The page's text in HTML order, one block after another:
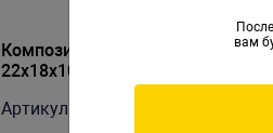
Композиция из кораллов
22х18х10см (SH201B)
Артикул: SH201B
вам